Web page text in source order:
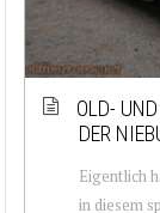
OLD-
DER
Eigentlich
in diesem